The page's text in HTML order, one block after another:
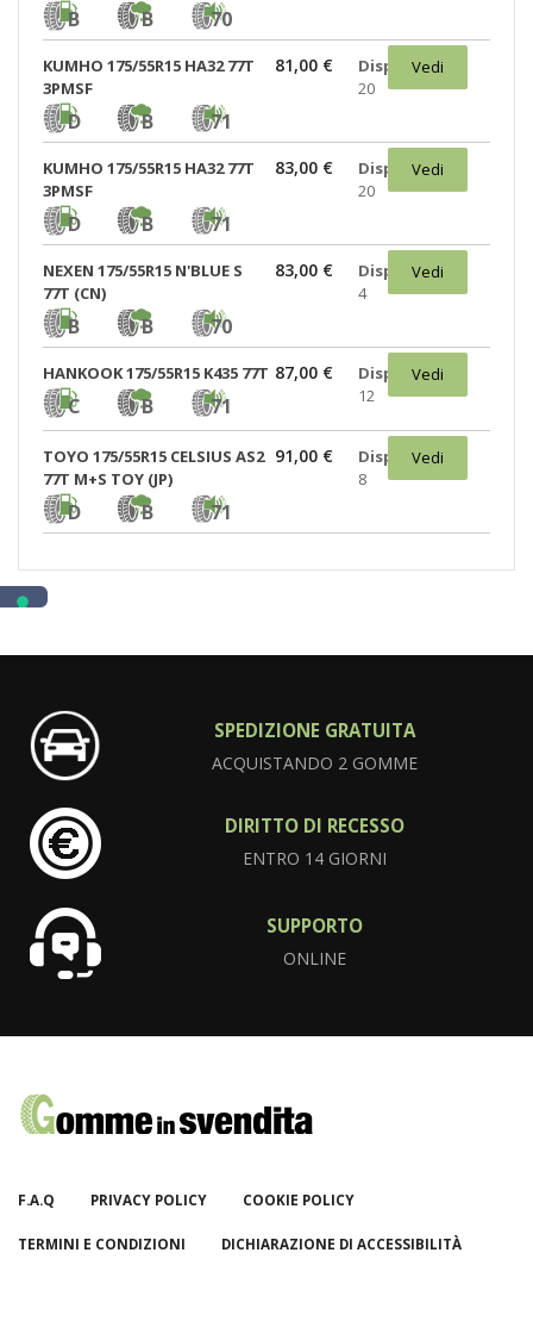
B B 70
KUMHO 175/55R15 HA32 77T
3PMSF
D B 71
81,00 €
Disponibili:
20
Vedi
KUMHO 175/55R15 HA32 77T
3PMSF
D B 71
83,00 €
Disponibili:
20
Vedi
NEXEN 175/55R15 N'BLUE S
77T (CN)
B B 70
83,00 €
Disponibili:
4
Vedi
HANKOOK 175/55R15 K435 77T
C B 71
87,00 €
Disponibili:
12
Vedi
TOYO 175/55R15 CELSIUS AS2
77T M+S TOY (JP)
D B 71
91,00 €
Disponibili:
8
Vedi
SPEDIZIONE GRATUITA
ACQUISTANDO 2 GOMME
DIRITTO DI RECESSO
ENTRO 14 GIORNI
SUPPORTO
ONLINE
F.A.Q PRIVACY POLICY COOKIE POLICY
TERMINI E CONDIZIONI DICHIARAZIONE DI ACCESSIBILITÀ